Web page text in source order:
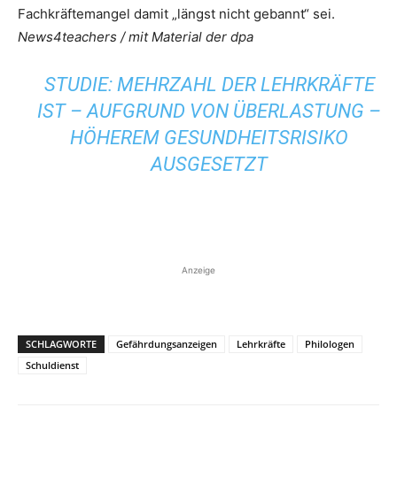
Fachkräftemangel damit „längst nicht gebannt“ sei.
News4teachers / mit Material der dpa
STUDIE: MEHRZAHL DER LEHRKRÄFTE
IST – AUFGRUND VON ÜBERLASTUNG –
HÖHEREM GESUNDHEITSRISIKO
AUSGESETZT
Anzeige
SCHLAGWORTE Gefährdungsanzeigen Lehrkräfte
Philologen
Schuldienst